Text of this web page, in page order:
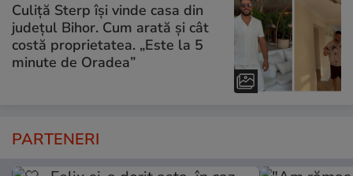
Culiță Sterp își vinde casa din
județul Bihor. Cum arată și cât
costă proprietatea. „Este la 5
minute de Oradea”
PARTENERI